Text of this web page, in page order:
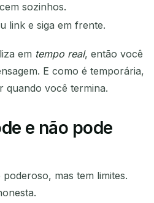
sozinhos.
link e siga em frente.
em tempo real, então você
E como é temporária,
quando você termina.
e não pode
mas tem limites.